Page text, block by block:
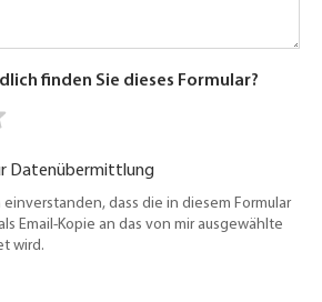
finden Sie dieses Formular?
Datenübermittlung
einverstanden, dass die in diesem Formular
Email-Kopie an das von mir ausgewählte
wird.